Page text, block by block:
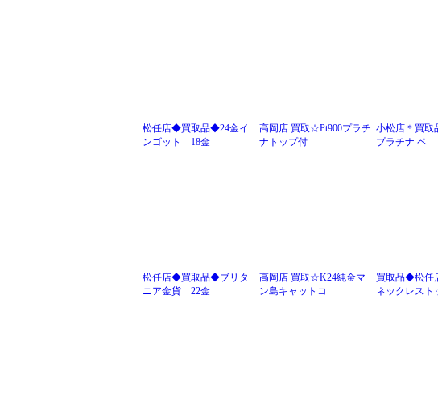
松任店◆買取品◆24金イ
ンゴット 18金
高岡店 買取☆Pt900プラチ
ナトップ付
小松店＊買取
プラチナ ペ
松任店◆買取品◆ブリタ
ニア金貨 22金
高岡店 買取☆K24純金マ
ン島キャットコ
買取品◆松
ネックレスト